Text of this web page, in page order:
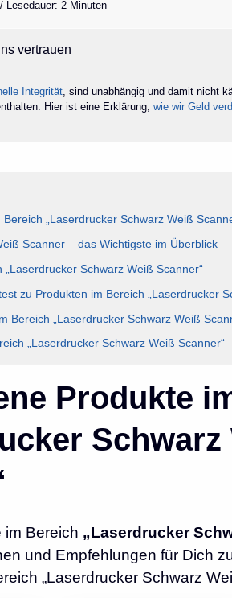
Lesedauer: 2 Minuten
vertrauen
Integrität, sind unabhängig und damit nicht
Hier ist eine Erklärung,wie wir Geld
„Laserdrucker Schwarz Weiß
Scanner – das Wichtigste im Überblick
„Laserdrucker Schwarz Weiß Scanner“
zu Produkten im Bereich „Laserdrucker
Bereich „Laserdrucker Schwarz Weiß
„Laserdrucker Schwarz Weiß Scanner“
Produkte
Schwarz
im Bereich „Laserdrucker
und Empfehlungen für Dich
„Laserdrucker Schwarz